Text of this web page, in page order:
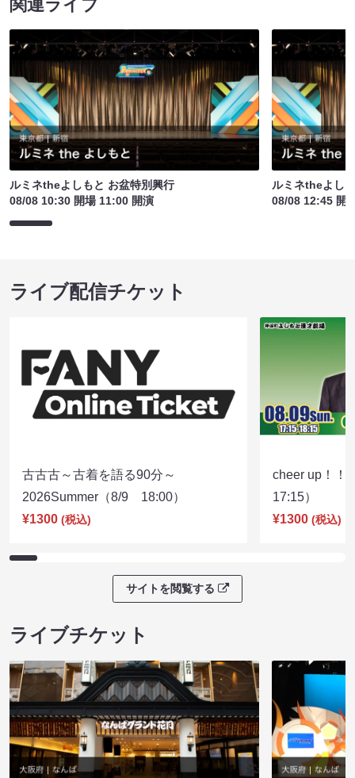
関連ライブ
ルミネtheよしもと お盆特別興行
08/08 10:30 開場 11:00 開演
ルミネtheよし
08/08 12:45 開
ライブ配信チケット
古古古～古着を語る90分～
2026Summer（8/9 18:00）
¥1300 (税込)
cheer up！
17:15）
¥1300 (税込)
サイトを閲覧する
ライブチケット